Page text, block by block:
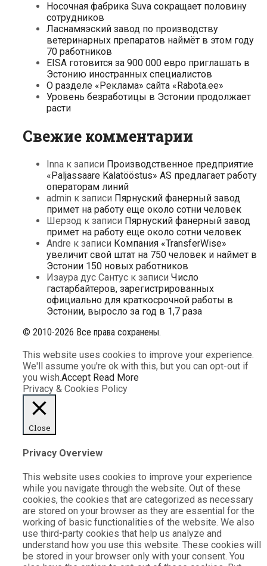
Носочная фабрика Suva сокращает половину
сотрудников
Ласнамяэский завод по производству
ветеринарных препаратов наймёт в этом году
70 работников
EISA готовится за 900 000 евро приглашать в
Эстонию иностранных специалистов
О разделе «Реклама» сайта «Rabota.ee»
Уровень безработицы в Эстонии продолжает
расти
Свежие комментарии
Inna к записи Производственное предприятие
«Paljassaare Kalatööstus» AS предлагает работу
операторам линий
admin к записи Пярнуский фанерный завод
примет на работу еще около сотни человек
Шерзод к записи Пярнуский фанерный завод
примет на работу еще около сотни человек
Andre к записи Компания «TransferWise»
увеличит свой штат на 750 человек и наймет в
Эстонии 150 новых работников
Изаура дус Сантус к записи Число
гастарбайтеров, зарегистрированных
официально для краткосрочной работы в
Эстонии, выросло за год в 1,7 раза
© 2010-2026 Все права сохранены.
This website uses cookies to improve your experience.
We'll assume you're ok with this, but you can opt-out if
you wish.Accept Read More
Privacy & Cookies Policy
Close
Privacy Overview
This website uses cookies to improve your experience
while you navigate through the website. Out of these
cookies, the cookies that are categorized as necessary
are stored on your browser as they are essential for the
working of basic functionalities of the website. We also
use third-party cookies that help us analyze and
understand how you use this website. These cookies will
be stored in your browser only with your consent. You